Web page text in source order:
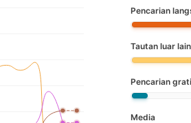
Pencarian
Tautan luar
Pencarian
Media